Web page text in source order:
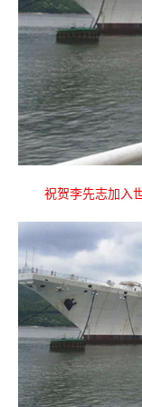
祝贺李先志加入